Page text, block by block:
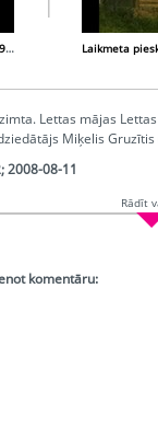
Laikmeta pieskāriens (1997-06-28)
Lettas mājas
Miķelis
2008-08-11
Līga, Gruzīte Anna
Nav
Rādīt
komentāru: